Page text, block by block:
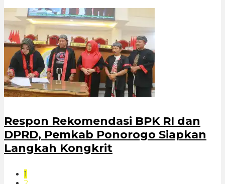
Respon Rekomendasi BPK RI dan
DPRD, Pemkab Ponorogo Siapkan
Langkah Kongkrit
1